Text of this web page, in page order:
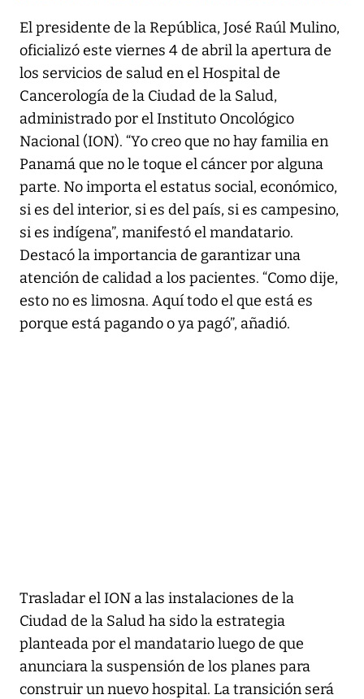
El presidente de la República, José Raúl Mulino,
oficializó este viernes 4 de abril la apertura de
los servicios de salud en el Hospital de
Cancerología de la Ciudad de la Salud,
administrado por el Instituto Oncológico
Nacional (ION). “Yo creo que no hay familia en
Panamá que no le toque el cáncer por alguna
parte. No importa el estatus social, económico,
si es del interior, si es del país, si es campesino,
si es indígena”, manifestó el mandatario.
Destacó la importancia de garantizar una
atención de calidad a los pacientes. “Como dije,
esto no es limosna. Aquí todo el que está es
porque está pagando o ya pagó”, añadió.
Trasladar el ION a las instalaciones de la
Ciudad de la Salud ha sido la estrategia
planteada por el mandatario luego de que
anunciara la suspensión de los planes para
construir un nuevo hospital. La transición será